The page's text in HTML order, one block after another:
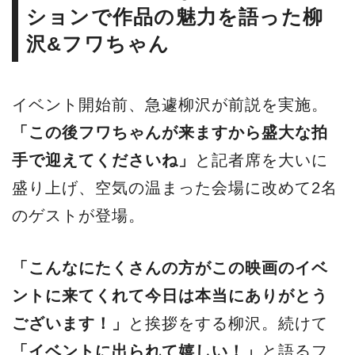
ションで作品の魅力を語った柳
沢&フワちゃん
イベント開始前、急遽柳沢が前説を実施。
「この後フワちゃんが来ますから盛大な拍
手で迎えてくださいね」
と記者席を大いに
盛り上げ、空気の温まった会場に改めて2名
のゲストが登場。
「こんなにたくさんの方がこの映画のイベ
ントに来てくれて今日は本当にありがとう
ございます！」
と挨拶をする柳沢。続けて
「イベントに出られて嬉しい！」
と語るフ